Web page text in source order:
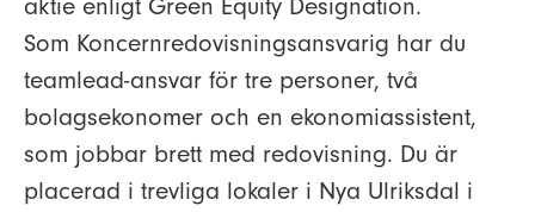
aktie enligt Green Equity Designation.
Som Koncernredovisningsansvarig har du
teamlead-ansvar för tre personer, två
bolagsekonomer och en ekonomiassistent,
som jobbar brett med redovisning. Du är
placerad i trevliga lokaler i Nya Ulriksdal i